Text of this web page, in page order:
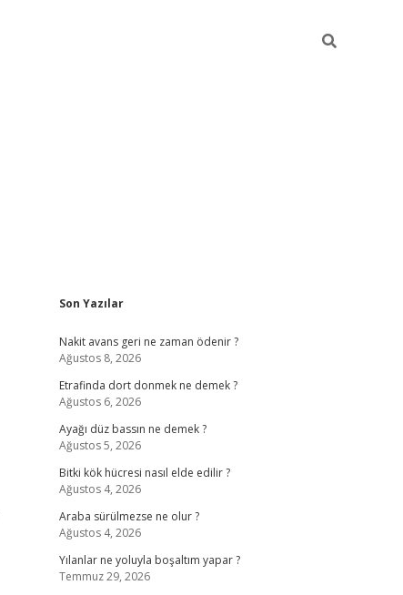
Sidebar
Son Yazılar
Nakit avans geri ne zaman ödenir ?
Ağustos 8, 2026
Etrafinda dort donmek ne demek ?
Ağustos 6, 2026
Ayağı düz bassın ne demek ?
Ağustos 5, 2026
Bitki kök hücresi nasıl elde edilir ?
Ağustos 4, 2026
Araba sürülmezse ne olur ?
Ağustos 4, 2026
Yılanlar ne yoluyla boşaltım yapar ?
Temmuz 29, 2026